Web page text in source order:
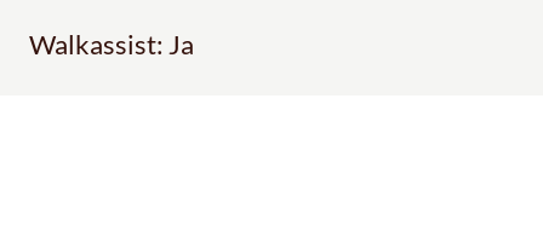
Walkassist: Ja